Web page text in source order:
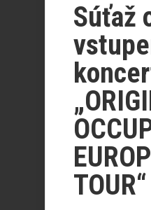
Súťaž
TOUR“